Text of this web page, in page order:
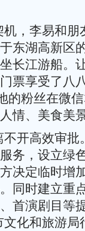
，李易和朋
东湖高新
长江游船。
票享受了八
的粉丝在微
情、美食美
高效审批
务，设立绿
决定临时增
同时建立重
首演剧目等
化和旅游